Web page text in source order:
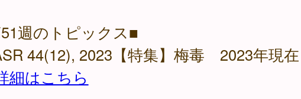
週のトピックス■
44(12), 2023【特集】梅毒 2023年現在
細はこちら